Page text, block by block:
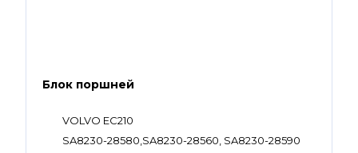
Блок поршней
VOLVO EC210
SA8230-28580,SA8230-28560, SA8230-28590